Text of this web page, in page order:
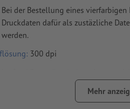
Bei der Bestellung eines
Druckdaten dafür als zustäzliche
werden.
300 dpi
Abstand zum Endformat
CMYK, FOGRA52 (PSO
Mehr